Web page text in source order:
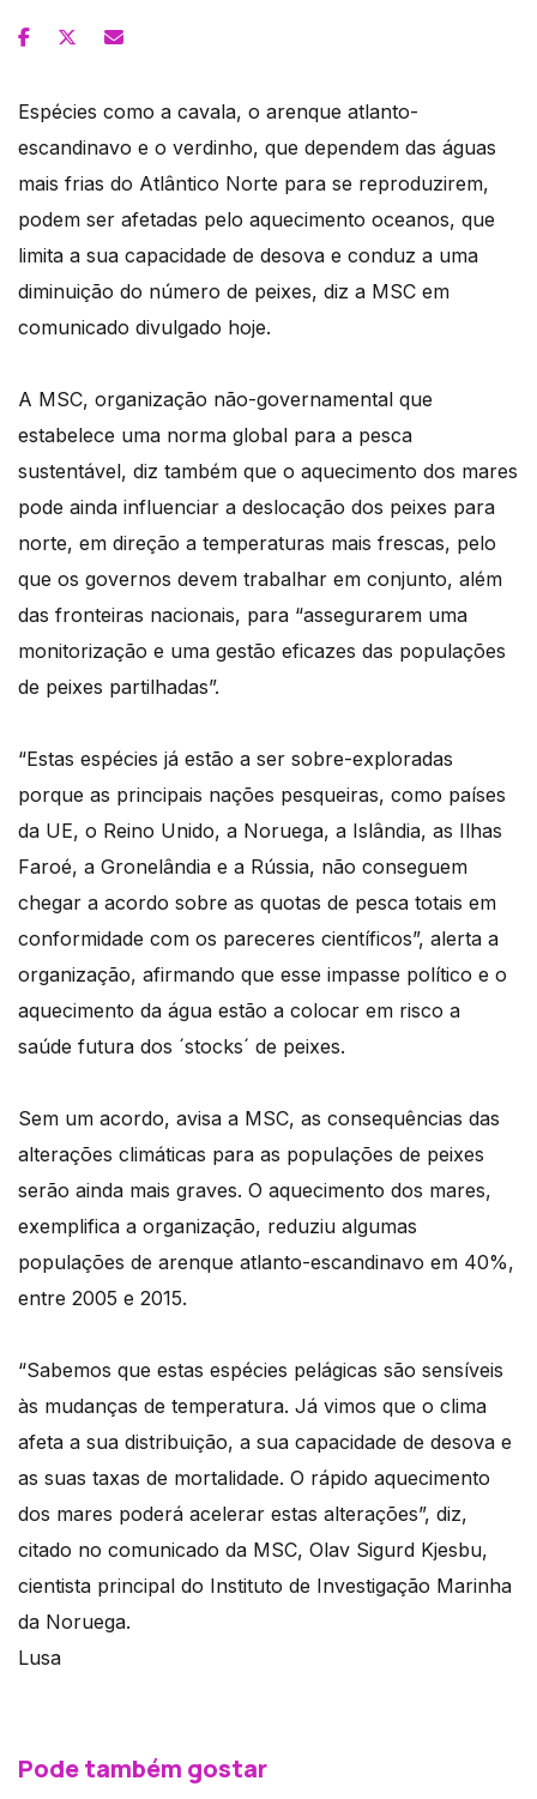
Espécies como a cavala, o arenque atlanto-
escandinavo e o verdinho, que dependem das águas
mais frias do Atlântico Norte para se reproduzirem,
podem ser afetadas pelo aquecimento oceanos, que
limita a sua capacidade de desova e conduz a uma
diminuição do número de peixes, diz a MSC em
comunicado divulgado hoje.
A MSC, organização não-governamental que
estabelece uma norma global para a pesca
sustentável, diz também que o aquecimento dos mares
pode ainda influenciar a deslocação dos peixes para
norte, em direção a temperaturas mais frescas, pelo
que os governos devem trabalhar em conjunto, além
das fronteiras nacionais, para “assegurarem uma
monitorização e uma gestão eficazes das populações
de peixes partilhadas”.
“Estas espécies já estão a ser sobre-exploradas
porque as principais nações pesqueiras, como países
da UE, o Reino Unido, a Noruega, a Islândia, as Ilhas
Faroé, a Gronelândia e a Rússia, não conseguem
chegar a acordo sobre as quotas de pesca totais em
conformidade com os pareceres científicos”, alerta a
organização, afirmando que esse impasse político e o
aquecimento da água estão a colocar em risco a
saúde futura dos ´stocks´ de peixes.
Sem um acordo, avisa a MSC, as consequências das
alterações climáticas para as populações de peixes
serão ainda mais graves. O aquecimento dos mares,
exemplifica a organização, reduziu algumas
populações de arenque atlanto-escandinavo em 40%,
entre 2005 e 2015.
“Sabemos que estas espécies pelágicas são sensíveis
às mudanças de temperatura. Já vimos que o clima
afeta a sua distribuição, a sua capacidade de desova e
as suas taxas de mortalidade. O rápido aquecimento
dos mares poderá acelerar estas alterações”, diz,
citado no comunicado da MSC, Olav Sigurd Kjesbu,
cientista principal do Instituto de Investigação Marinha
da Noruega.
Lusa
Pode também gostar